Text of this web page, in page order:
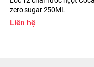
#blps
#blpvn #blpcom
zero sugar 250ML
Liên hệ